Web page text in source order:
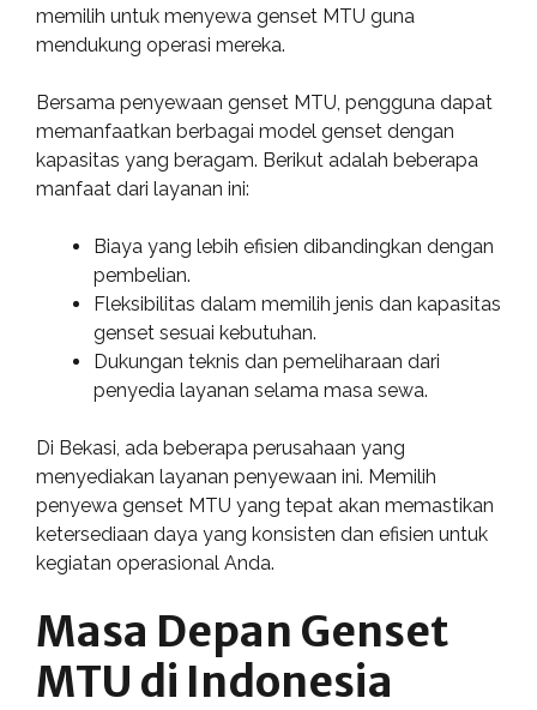
memilih untuk menyewa genset MTU guna
mendukung operasi mereka.
Bersama penyewaan genset MTU, pengguna dapat
memanfaatkan berbagai model genset dengan
kapasitas yang beragam. Berikut adalah beberapa
manfaat dari layanan ini:
Biaya yang lebih efisien dibandingkan dengan
pembelian.
Fleksibilitas dalam memilih jenis dan kapasitas
genset sesuai kebutuhan.
Dukungan teknis dan pemeliharaan dari
penyedia layanan selama masa sewa.
Di Bekasi, ada beberapa perusahaan yang
menyediakan layanan penyewaan ini. Memilih
penyewa genset MTU yang tepat akan memastikan
ketersediaan daya yang konsisten dan efisien untuk
kegiatan operasional Anda.
Masa Depan Genset
MTU di Indonesia